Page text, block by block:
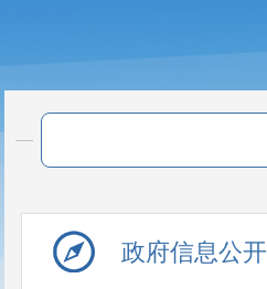
政府信息公开